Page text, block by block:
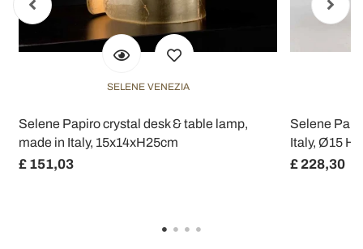
SELENE VENEZIA
Selene Papiro crystal desk & table lamp,
made in Italy, 15x14xH25cm
£ 151,03
Selene
Italy, Ø15
£ 228,30